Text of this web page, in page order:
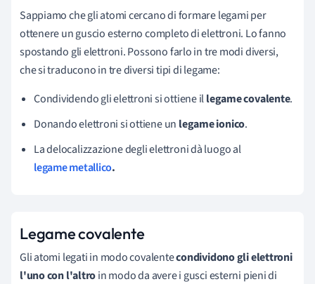
Sappiamo che gli atomi cercano di formare legami per
ottenere un guscio esterno completo di elettroni. Lo fanno
spostando gli elettroni. Possono farlo in tre modi diversi,
che si traducono in tre diversi tipi di legame:
Condividendo gli elettroni si ottiene illegame covalente.
Donando elettroni si ottiene un legame ionico.
La delocalizzazione degli elettroni dà luogo al
legame metallico.
Legame covalente
Gli atomi legati in modo covalentecondividono gli elettroni
l'uno con l'altroin modo da avere i gusci esterni pieni di